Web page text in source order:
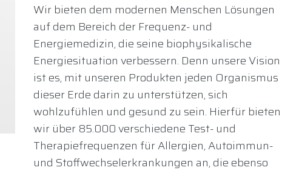
Wir bieten dem modernen Menschen Lösungen
auf dem Bereich der Frequenz- und
Energiemedizin, die seine biophysikalische
Energiesituation verbessern. Denn unsere Vision
ist es, mit unseren Produkten jeden Organismus
dieser Erde darin zu unterstützen, sich
wohlzufühlen und gesund zu sein. Hierfür bieten
wir über 85.000 verschiedene Test- und
Therapiefrequenzen für Allergien, Autoimmun-
und Stoffwechselerkrankungen an, die ebenso